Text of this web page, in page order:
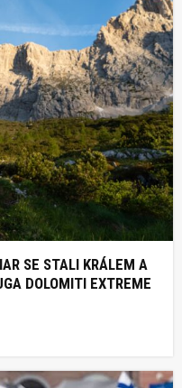
SE STALI KRÁLEM A
DOLOMITI EXTREME